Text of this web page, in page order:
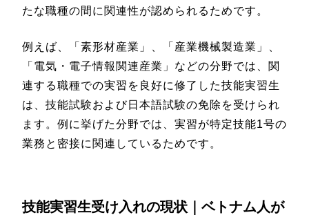
たな職種の間に関連性が認められるためです。
例えば、「素形材産業」、「産業機械製造業」、
「電気・電子情報関連産業」などの分野では、関
連する職種での実習を良好に修了した技能実習生
は、技能試験および日本語試験の免除を受けられ
ます。例に挙げた分野では、実習が特定技能1号の
業務と密接に関連しているためです。
技能実習生受け入れの現状｜ベトナム人が